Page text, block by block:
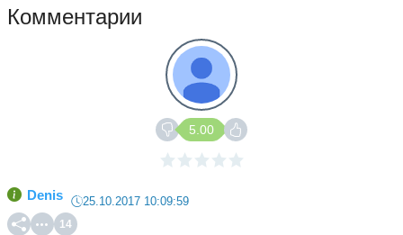
Комментарии
5.00
Denis 25.10.2017 10:09:59
14